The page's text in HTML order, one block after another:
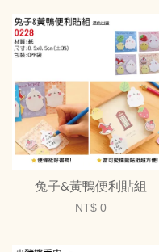
兔子&黃鴨便利貼組
NT$ 0